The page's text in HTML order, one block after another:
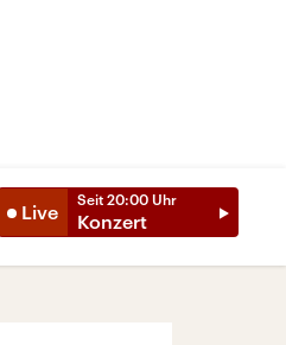
Live
Seit 20:00 Uhr
Konzert